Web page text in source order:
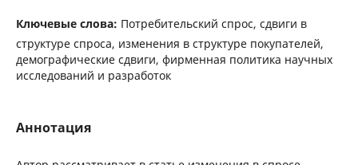
Ключевые слова: Потребительский спрос, сдвиги в
структуре спроса, изменения в структуре покупателей,
демографические сдвиги, фирменная политика научных
исследований и разработок
Аннотация